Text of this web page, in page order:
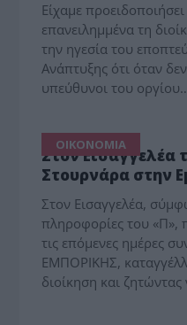
Είχαμε
επανειλημμένα τη
την ηγεσία του
Ανάπτυξης ότι όταν
υπεύθυνοι του
ΟΙΚΟΝΟΜΙΑ
Στον Εισαγγελέα
Στουρνάρα στην
Στον Εισαγγελέα,
πληροφορίες του «Π»,
τις επόμενες ημέρες
ΕΜΠΟΡΙΚΗΣ,
διοίκηση και